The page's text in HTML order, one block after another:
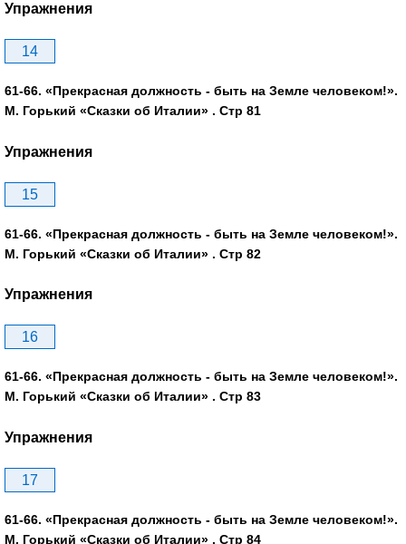
Упражнения
14
61-66. «Прекрасная должность - быть на Земле человеком!».
М. Горький «Сказки об Италии» . Стр 81
Упражнения
15
61-66. «Прекрасная должность - быть на Земле человеком!».
М. Горький «Сказки об Италии» . Стр 82
Упражнения
16
61-66. «Прекрасная должность - быть на Земле человеком!».
М. Горький «Сказки об Италии» . Стр 83
Упражнения
17
61-66. «Прекрасная должность - быть на Земле человеком!».
М. Горький «Сказки об Италии» . Стр 84